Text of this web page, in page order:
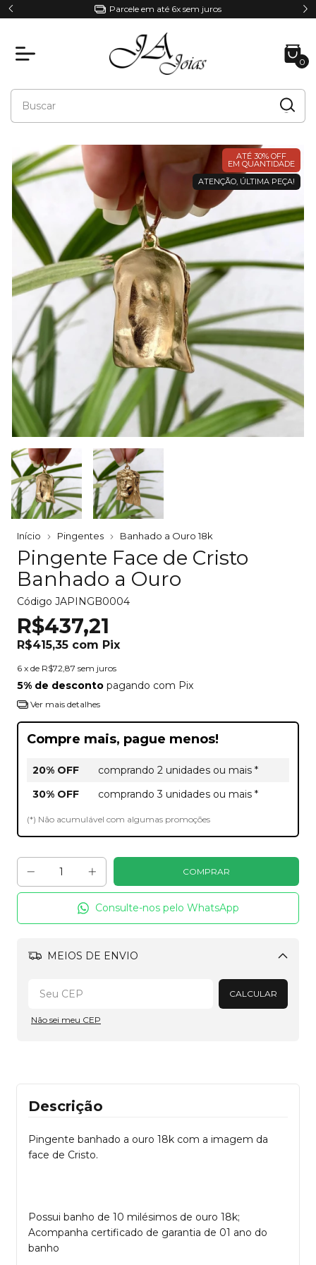
Parcele em até 6x sem juros
0
ATÉ 30% OFF
EM QUANTIDADE
ATENÇÃO, ÚLTIMA PEÇA!
Início Pingentes Banhado a Ouro 18k
Pingente Face de Cristo
Banhado a Ouro
Código JAPINGB0004
R$437,21
R$415,35 com Pix
6 x de R$72,87 sem juros
5% de desconto pagando com Pix
Ver mais detalhes
Compre mais, pague menos!
20% OFF
comprando 2 unidades ou mais *
30% OFF
comprando 3 unidades ou mais *
(*) Não acumulável com algumas promoções
Consulte-nos pelo WhatsApp
MEIOS DE ENVIO
Alterar CEP
CALCULAR
Não sei meu CEP
Descrição
Pingente banhado a ouro 18k com a imagem da
face de Cristo.
Possui banho de 10 milésimos de ouro 18k;
Acompanha certificado de garantia de 01 ano do
banho